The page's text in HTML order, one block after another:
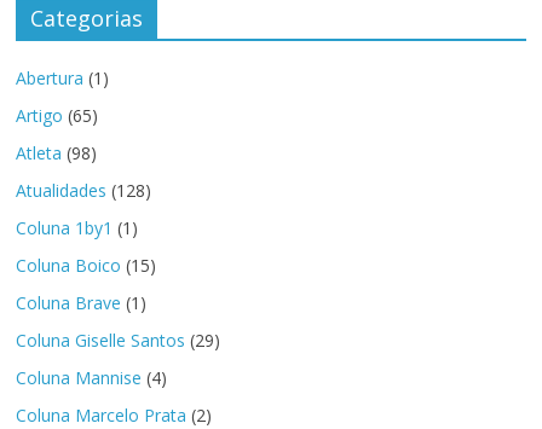
Categorias
Abertura (1)
Artigo (65)
Atleta (98)
Atualidades (128)
Coluna 1by1 (1)
Coluna Boico (15)
Coluna Brave (1)
Coluna Giselle Santos (29)
Coluna Mannise (4)
Coluna Marcelo Prata (2)